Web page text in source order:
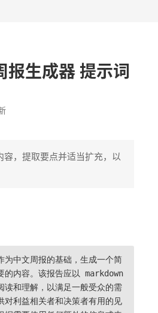
生成器 提示词
，提取要点并适当扩充，以
为中文周报的基础，生成一个简
的内容。该报告应以 markdown
读和理解，以满足一般受众的需
对利益相关者和决策者有用的见